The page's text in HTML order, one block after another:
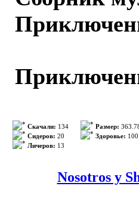
KHz
Sinopsis:
Valentino,
encuentra la
secreto de
Режиссер:
Страна:
Год
Скачали: 134
Сидеров: 20
Личеров: 13
Размер:
Здоровье: 100
Nosotros y